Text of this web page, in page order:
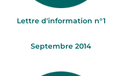
Lettre d'information n°1
Septembre 2014